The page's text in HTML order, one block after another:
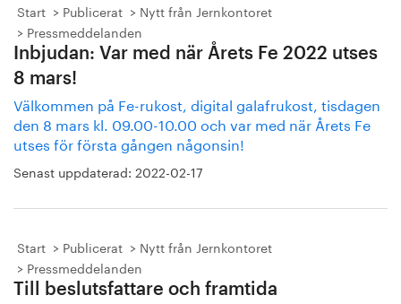
Start Publicerat
Nytt från Jernkontoret
Pressmeddelanden
Inbjudan: Var med när Årets Fe 2022 utses
8 mars!
Välkommen på Fe-rukost, digital galafrukost, tisdagen
den 8 mars kl. 09.00-10.00 och var med när Årets Fe
utses för första gången någonsin!
Senast uppdaterad: 2022-02-17
Start Publicerat
Nytt från Jernkontoret
Pressmeddelanden
Till beslutsfattare och framtida